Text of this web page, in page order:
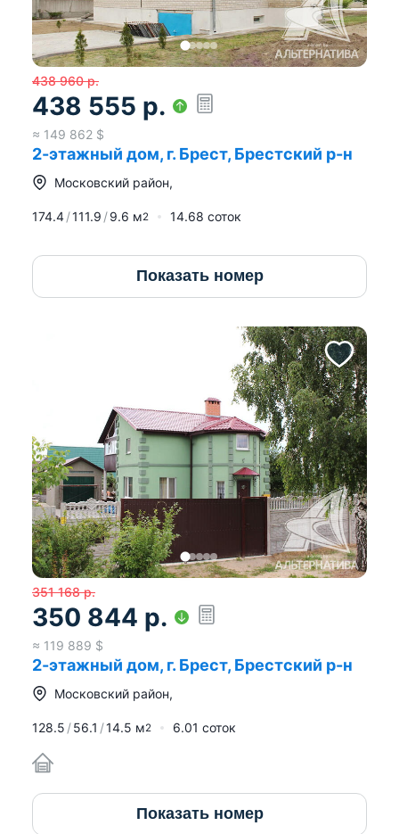
438 960 р.
438 555 р.
≈ 149 862 $
2-этажный дом, г. Брест, Брестский р-н
Московский район,
174.4 111.9 9.6 м2 14.68 соток
Показать номер
351 168 р.
350 844 р.
≈ 119 889 $
2-этажный дом, г. Брест, Брестский р-н
Московский район,
128.5 56.1 14.5 м2 6.01 соток
Показать номер